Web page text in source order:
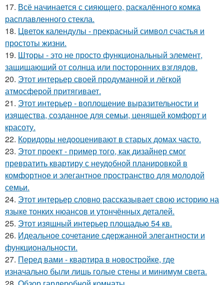
17. Всё начинается с сияющего, раскалённого комка
расплавленного стекла.
18. Цветок календулы - прекрасный символ счастья и
простоты жизни.
19. Шторы - это не просто функциональный элемент,
защищающий от солнца или посторонних взглядов.
20. Этот интерьер своей продуманной и лёгкой
атмосферой притягивает.
21. Этот интерьер - воплощение выразительности и
изящества, созданное для семьи, ценящей комфорт и
красоту.
22. Коридоры недооценивают в старых домах часто.
23. Этот проект - пример того, как дизайнер смог
превратить квартиру с неудобной планировкой в
комфортное и элегантное пространство для молодой
семьи.
24. Этот интерьер словно рассказывает свою историю на
языке тонких нюансов и утончённых деталей.
25. Этот изящный интерьер площадью 54 кв.
26. Идеальное сочетание сдержанной элегантности и
функциональности.
27. Перед вами - квартира в новостройке, где
изначально были лишь голые стены и минимум света.